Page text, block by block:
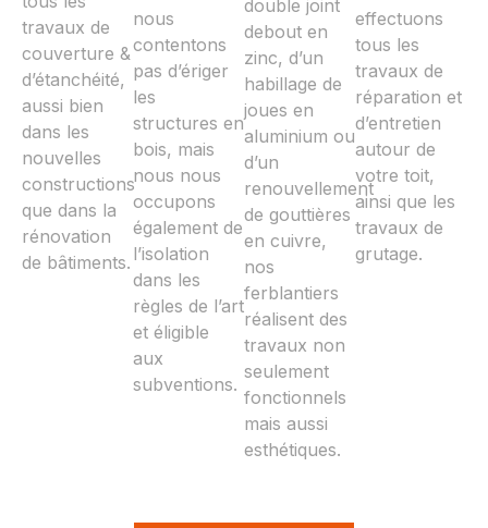
travaux de
couverture &
d’étanchéité,
aussi bien
dans les
nouvelles
constructions
que dans la
rénovation
de bâtiments.
nous
contentons
pas d’ériger
les
structures en
bois, mais
nous nous
occupons
également de
l’isolation
dans les
règles de l’art
et éligible
aux
subventions.
double joint
debout en
zinc, d’un
habillage de
joues en
aluminium ou
d’un
renouvellement
de gouttières
en cuivre,
nos
ferblantiers
réalisent des
travaux non
seulement
fonctionnels
mais aussi
esthétiques.
effectuons
tous les
travaux de
réparation et
d’entretien
autour de
votre toit,
ainsi que les
travaux de
grutage.